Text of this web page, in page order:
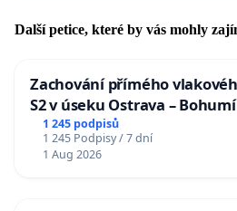
Další petice, které by vás mohly
Zachování přímého
S2 v úseku Ostrava –
u Jablunkova
1 245 podpisů
1 245 Podpisy / 7 dní
1 Aug 2026